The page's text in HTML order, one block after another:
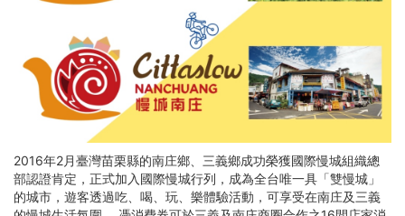
2016年2月臺灣苗栗縣的南庄鄉、三義鄉成功榮獲國際慢城組織總
部認證肯定，正式加入國際慢城行列，成為全台唯一具「雙慢城」
的城市，遊客透過吃、喝、玩、樂體驗活動，可享受在南庄及三義